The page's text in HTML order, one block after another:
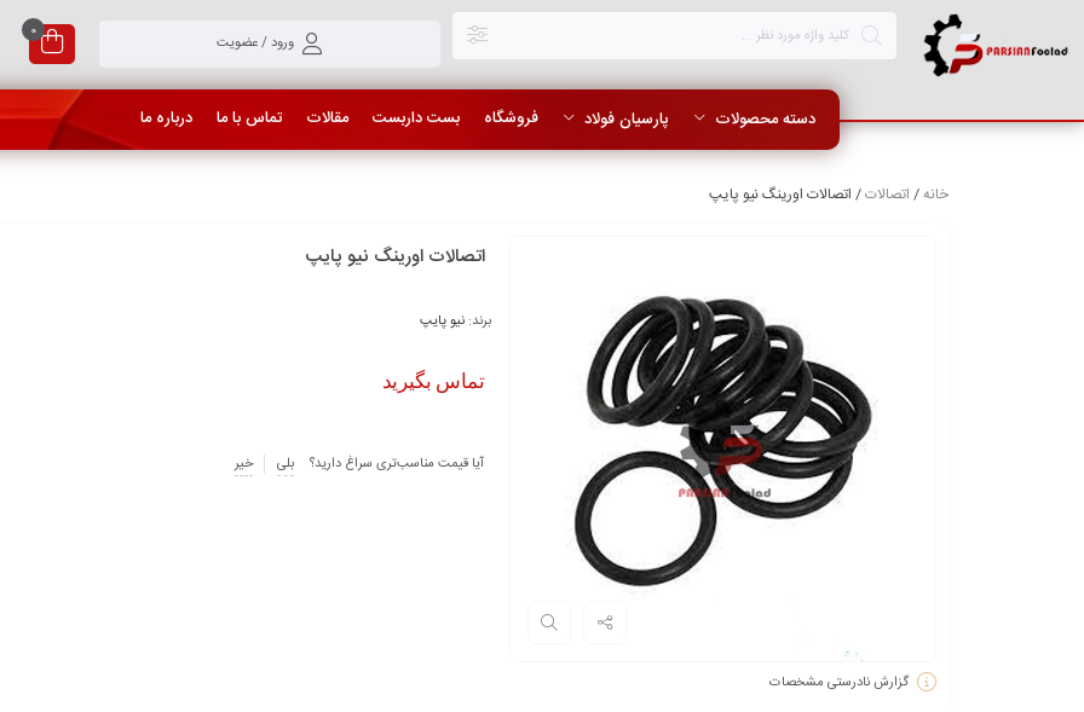
ورود / عضویت
0
دسته محصولات پارسیان فولاد فروشگاه بست داربست مقالات تماس با ما درباره ما
خانه/ اتصالات/ اتصالات اورینگ نیو پایپ
گزارش نادرستی مشخصات
اتصالات اورینگ نیو پایپ
برند:نیو پایپ
تماس بگیرید
آیا قیمت مناسب‌تری سراغ دارید؟ بلی خیر